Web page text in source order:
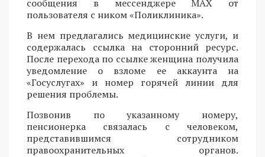
сообщения в мессенджере MAX от
пользователя с ником «Поликлиника».
В нем предлагались медицинские услуги, и
содержалась ссылка на сторонний ресурс.
После перехода по ссылке женщина получила
уведомление о взломе ее аккаунта на
«Госуслугах» и номер горячей линии для
решения проблемы.
Позвонив по указанному номеру,
пенсионерка связалась с человеком,
представившимся сотрудником
правоохранительных органов.